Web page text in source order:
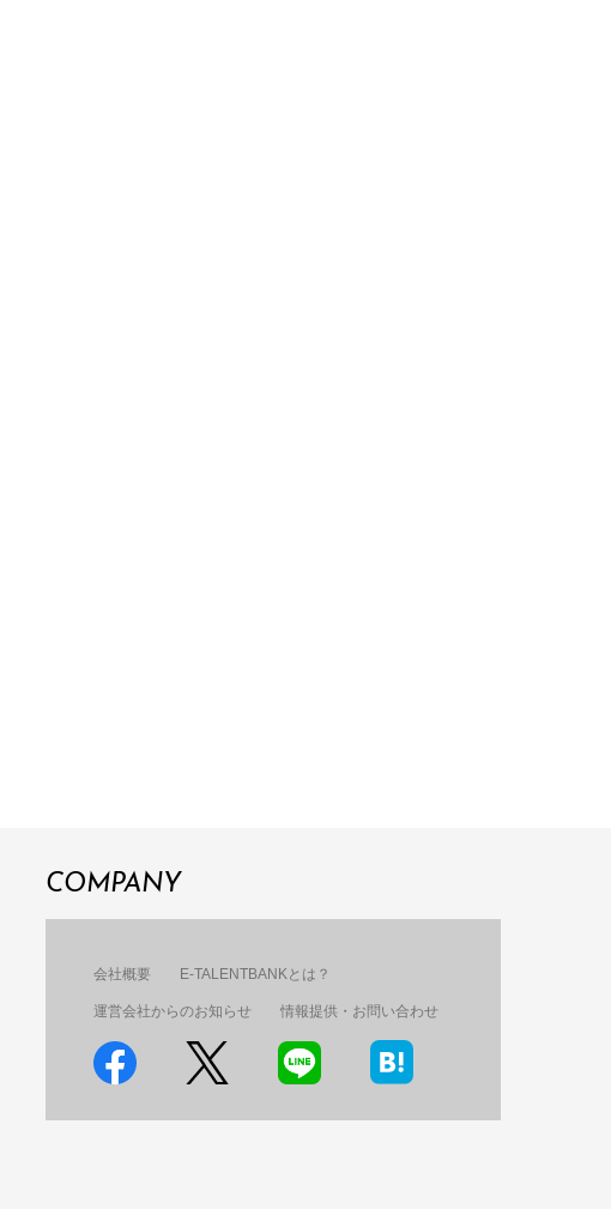
COMPANY
会社概要 E-TALENTBANKとは？
運営会社からのお知らせ 情報提供・お問い合わせ